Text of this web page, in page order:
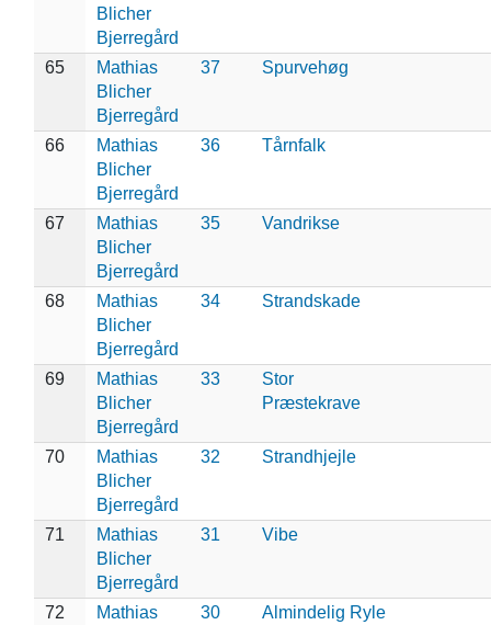
Blicher
Bjerregård
65
Mathias
Blicher
Bjerregård
37 Spurvehøg
66
Mathias
Blicher
Bjerregård
36 Tårnfalk
67
Mathias
Blicher
Bjerregård
35 Vandrikse
68
Mathias
Blicher
Bjerregård
34 Strandskade
69
Mathias
Blicher
Bjerregård
33
Stor
Præstekrave
70
Mathias
Blicher
Bjerregård
32 Strandhjejle
71
Mathias
Blicher
Bjerregård
31 Vibe
72
Mathias
30 Almindelig Ryle